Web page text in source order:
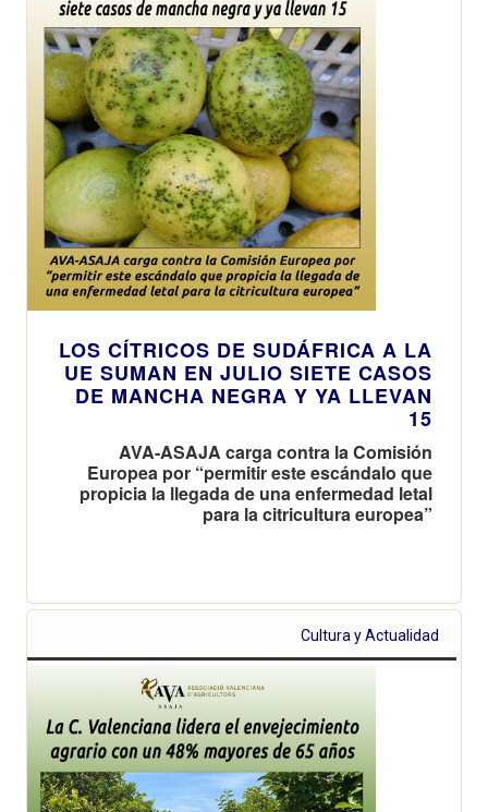
LOS CÍTRICOS DE SUDÁFRICA A LA
UE SUMAN EN JULIO SIETE CASOS
DE MANCHA NEGRA Y YA LLEVAN
15
AVA-ASAJA carga contra la Comisión
Europea por “permitir este escándalo que
propicia la llegada de una enfermedad letal
para la citricultura europea”
Cultura y Actualidad